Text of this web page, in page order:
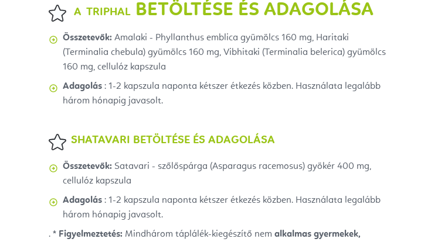
A TRIPHAL BETÖLTÉSE ÉS ADAGOLÁSA
Összetevők: Amalaki - Phyllanthus emblica gyümölcs 160 mg, Haritaki
(Terminalia chebula) gyümölcs 160 mg, Vibhitaki (Terminalia belerica) gyümölcs
160 mg, cellulóz kapszula
Adagolás : 1-2 kapszula naponta kétszer étkezés közben. Használata legalább
három hónapig javasolt.
SHATAVARI BETÖLTÉSE ÉS ADAGOLÁSA
Összetevők: Satavari - szőlőspárga (Asparagus racemosus) gyökér 400 mg,
cellulóz kapszula
Adagolás : 1-2 kapszula naponta kétszer étkezés közben. Használata legalább
három hónapig javasolt.
. * Figyelmeztetés: Mindhárom táplálék-kiegészítő nem alkalmas gyermekek,